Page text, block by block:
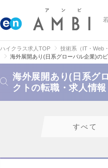
ハイクラス求人TOP 技術系（IT・Web
海外展開あり(日系グローバル企業)の
海外展開あり(日系グ
クトの転職・求人情報
すべて